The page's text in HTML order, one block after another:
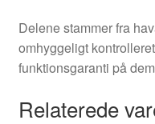
Delene stammer fra
omhyggeligt
funktionsgaranti på
Relaterede